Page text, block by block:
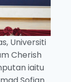
Universiti
Cherish
iaitu